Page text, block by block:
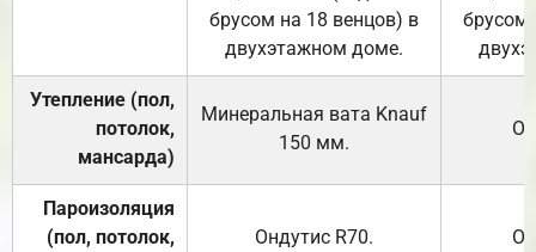
брусом на 18 венцов) в
двухэтажном доме.
брусом
Утепление (пол,
потолок,
мансарда)
Минеральная вата Knauf
150 мм.
Пароизоляция
(пол, потолок,
Ондутис R70.